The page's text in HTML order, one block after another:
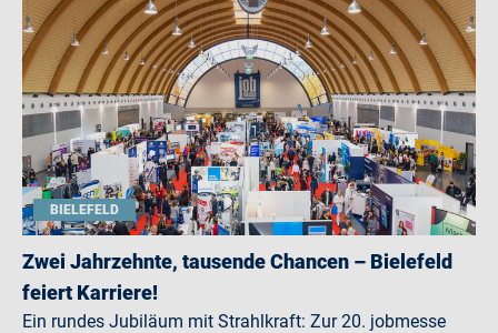
BIELEFELD
Zwei Jahrzehnte, tausende Chancen – Bielefeld
feiert Karriere!
Ein rundes Jubiläum mit Strahlkraft: Zur 20. jobmesse